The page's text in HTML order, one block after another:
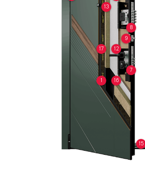
1
7
8
9
12
13
15
16
17